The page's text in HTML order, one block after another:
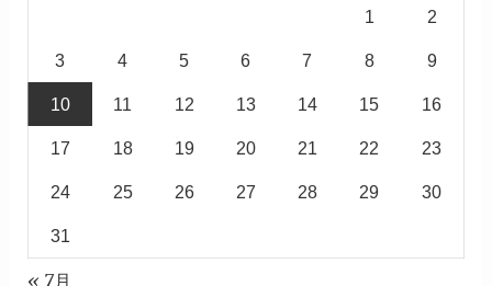
1 2
3 4 5 6 7 8 9
10 11 12 13 14 15 16
17 18 19 20 21 22 23
24 25 26 27 28 29 30
31
« 7月